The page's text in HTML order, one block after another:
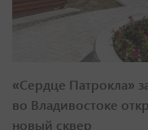
«Сердце Патрокла»
во Владивостоке
новый сквер